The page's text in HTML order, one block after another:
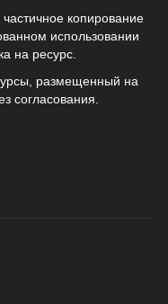
копирование
использовании
на ресурс.
размещенный на
согласования.